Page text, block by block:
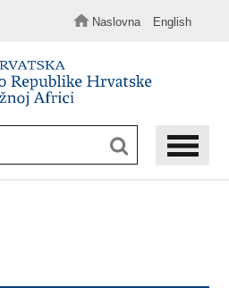
Naslovna English